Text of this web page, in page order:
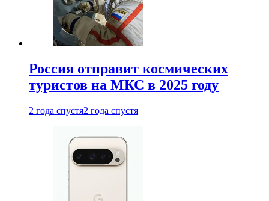
Россия отправит космических
туристов на МКС в 2025 году
2 года спустя2 года спустя